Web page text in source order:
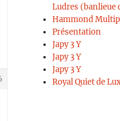
Ludres (banlieue
Hammond
Présentation
Japy 3 Y
Japy 3 Y
Japy 3 Y
Royal Quiet de